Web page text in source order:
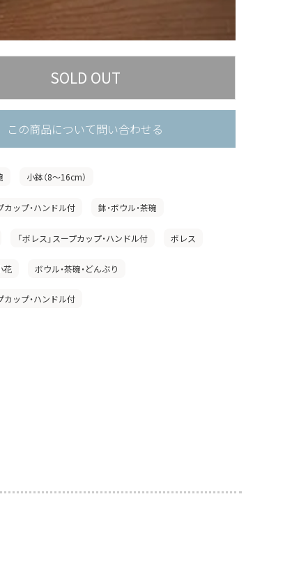
この商品について問い合わせる
小鉢（8〜16cm）
カップ・ハンドル付 鉢・ボウル・茶碗
「ボレス」スープカップ・ハンドル付 ボレス
花 ボウル・茶碗・どんぶり
カップ・ハンドル付